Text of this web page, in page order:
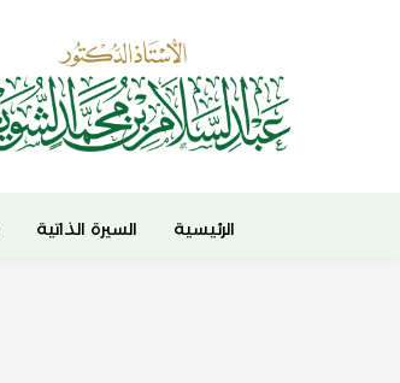
الرئيسية السيرة الذاتية